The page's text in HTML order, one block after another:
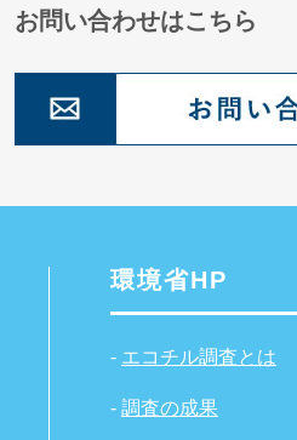
お問い合わせはこちら
環境省HP
- エコチル調査とは
- 調査の成果